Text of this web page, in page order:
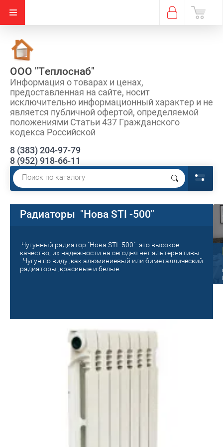
ООО "Теплоснаб"
Информация о товарах и ценах,
предоставленная на сайте, носит
исключительно информационный характер и не
является публичной офертой, определяемой
положениями Статьи 437 Гражданского
кодекса Российской
8 (383) 204-97-79
8 (952) 918-66-11
Радиаторы "Нова STI -500"
Чугунный радиатор "Нова STI -500"- это высокое
качество, их надежности на сегодня нет альтернативы
.Чугун по виду ,как алюминиевый или биметаллический
радиаторы ,красивые и белые.
Старый на новый!
Поменяй на новое отопление! Сделай